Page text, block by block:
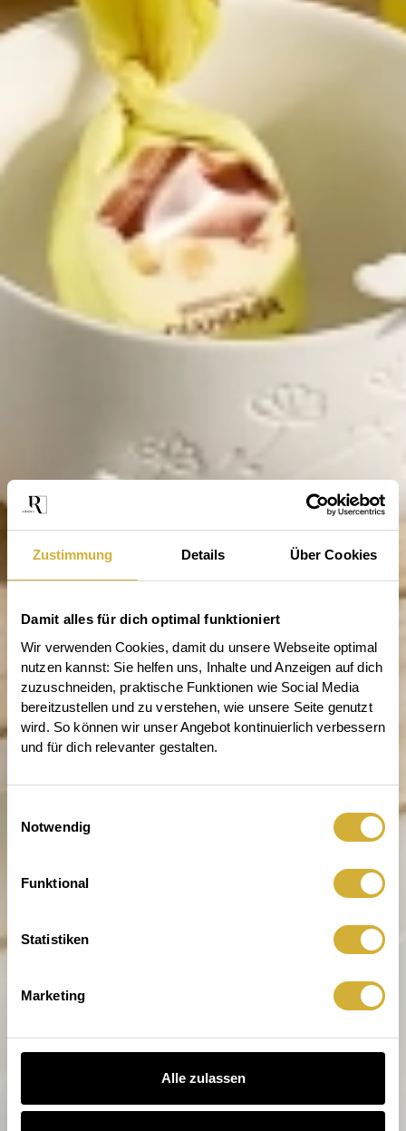
Zustimmung Details Über Cookies
Damit alles für dich optimal funktioniert
Wir verwenden Cookies, damit du unsere Webseite optimal
nutzen kannst: Sie helfen uns, Inhalte und Anzeigen auf dich
zuzuschneiden, praktische Funktionen wie Social Media
bereitzustellen und zu verstehen, wie unsere Seite genutzt
wird. So können wir unser Angebot kontinuierlich verbessern
und für dich relevanter gestalten.
Notwendig
Funktional
Statistiken
Marketing
Alle zulassen
Entdecke die Welt von räder